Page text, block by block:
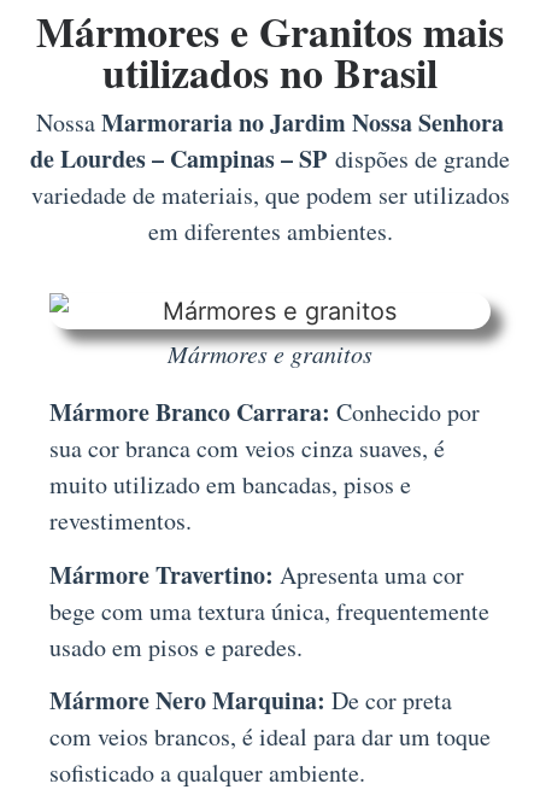
Mármores e Granitos mais
utilizados no Brasil
NossaMarmoraria no Jardim Nossa Senhora
de Lourdes – Campinas – SP dispões de grande
variedade de materiais, que podem ser utilizados
em diferentes ambientes.
Mármores e granitos
Mármore Branco Carrara: Conhecido por
sua cor branca com veios cinza suaves, é
muito utilizado em bancadas, pisos e
revestimentos.
Mármore Travertino: Apresenta uma cor
bege com uma textura única, frequentemente
usado em pisos e paredes.
Mármore Nero Marquina: De cor preta
com veios brancos, é ideal para dar um toque
sofisticado a qualquer ambiente.